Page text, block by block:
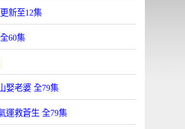
新至12集
60集
娶老婆 全79集
運救蒼生 全79集